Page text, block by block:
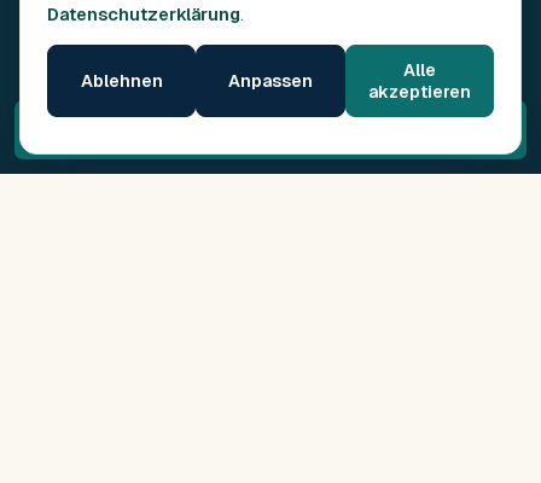
Datenschutzerklärung.
Ablehnen Anpassen
Alle
akzeptieren